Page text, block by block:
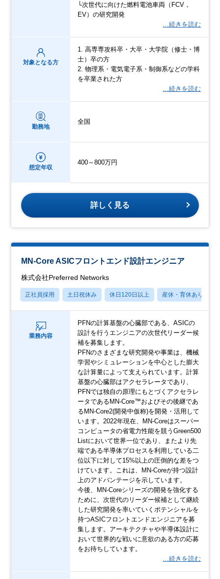
└次世代に向けた燃料電池車両（FCV，
EV）の研究開発
…続きを読む
対象となる方
1. 高専専攻科卒・大卒・大学院（修士・博
士）卒の方
2. 物理系・電気電子系・制御系などの学科
を卒業された方
…続きを読む
勤務地
全国
想定年収
400～800万円
詳しく見る
MN-Core ASICフロントエンド設計エンジニア
株式会社Preferred Networks
正社員採用 土日祝休み 休日120日以上 産休・育休あり
業務内容
PFNの計算基盤の心臓部である、ASICの
設計を行うエンジニアの次世代リーダー候
補を募集します。
PFNのさまざまな研究開発や事業は、機械
学習やシミュレーションを中心とした膨大
な計算量によって支えられています。計算
基盤の心臓部はアクセラレータであり、
PFNでは独自の原理にもとづくアクセラレ
ータであるMN-Core™およびその後継であ
るMN-Core2(開発中仮称)を開発・活用して
います。2022年現在、MN-Coreはスーパー
コンピュータの省電力性能を競うGreen500
Listにおいて世界一位であり、またより先
端である半導体プロセスを利用している二
位以下に対して15%以上の圧倒的な差をつ
けています。これは、MN-Coreが持つ設計
上のアドバンテージを示しています。
今後、MN-Coreシリーズの開発を強化する
ために、次世代のリーダー候補として継続
した研究開発を率いていくポテンシャルを
持つASICフロントエンドエンジニアを募
集します。アーキテクチャや半導体設計に
おいて世界的な戦いに意欲のある方の応募
をお待ちしています。
…続きを読む